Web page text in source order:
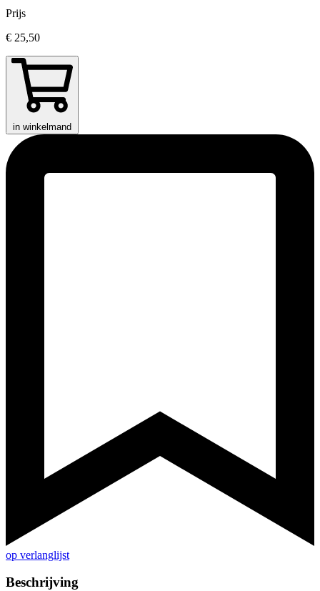
Prijs
€ 25,50
in winkelmand
op verlanglijst
Beschrijving